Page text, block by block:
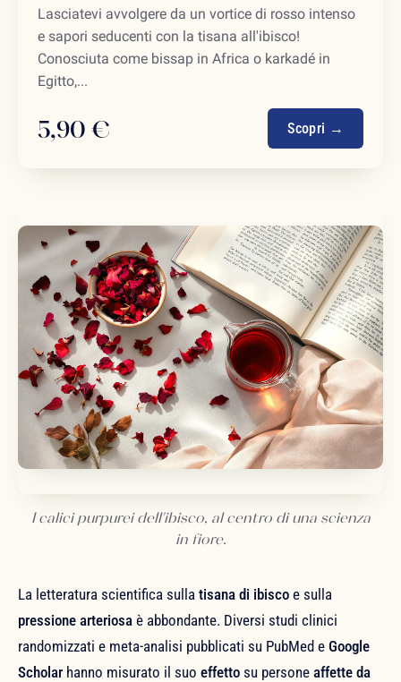
Lasciatevi avvolgere da un vortice di rosso intenso
e sapori seducenti con la tisana all'ibisco!
Conosciuta come bissap in Africa o karkadé in
Egitto,...
5,90 € Scopri →
I calici purpurei dell'ibisco, al centro di una scienza
in fiore.
La letteratura scientifica sulla tisana di ibisco e sulla
pressione arteriosa è abbondante. Diversi studi clinici
randomizzati e meta-analisi pubblicati su PubMed e Google
Scholar hanno misurato il suo effetto su persone affette da